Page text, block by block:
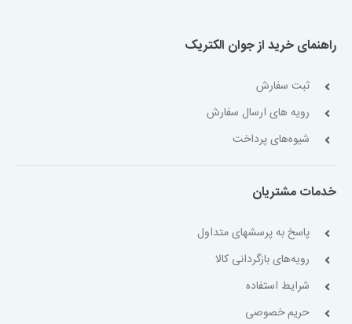
راهنمای خرید از جوان الکتریک
ثبت سفارش
رویه های ارسال سفارش
شیوه‌های پرداخت
خدمات مشتریان
پاسخ به پرسشهای متداول
رویه‌های بازگردانی کالا
شرایط استفاده
حریم خصوصی